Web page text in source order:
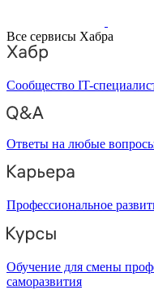
Все сервисы Хабра
Сообщество IT-
Ответы на любые
Профессиональное
Обучение для смены
саморазвития